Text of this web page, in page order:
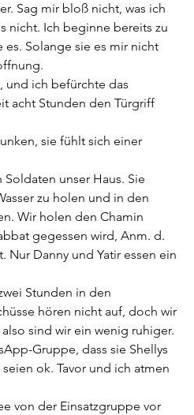
Sag mir bloß nicht, was ich
nicht. Ich beginne bereits zu
Solange sie es mir nicht
und ich befürchte das
acht Stunden den Türgriff
sie fühlt sich einer
unser Haus. Sie
zu holen und in den
Wir holen den Chamin
gegessen wird, Anm. d.
Nur Danny und Yatir essen ein
Stunden in den
hören nicht auf, doch wir
sind wir ein wenig ruhiger.
Gruppe, dass sie Shellys
ok. Tavor und ich atmen
von der Einsatzgruppe vor